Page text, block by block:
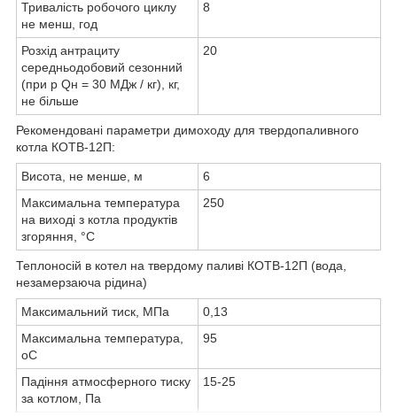
Тривалість робочого циклу
не менш, год
8
Розхід антрациту
середньодобовий сезонний
(при р Qн = 30 МДж / кг), кг,
не більше
20
Рекомендовані параметри димоходу для твердопаливного
котла КОТВ-12П:
Висота, не менше, м
6
Максимальна температура
на виході з котла продуктів
згоряння, °С
250
Теплоносій в котел на твердому паливі КОТВ-12П (вода,
незамерзаюча рідина)
Максимальний тиск, МПа
0,13
Максимальна температура,
oC
95
Падіння атмосферного тиску
за котлом, Па
15-25